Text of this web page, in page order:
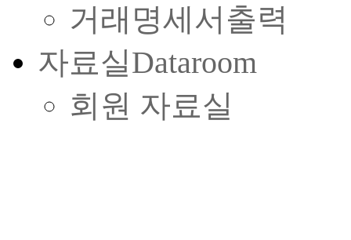
거래명세서출력
자료실Dataroom
회원 자료실